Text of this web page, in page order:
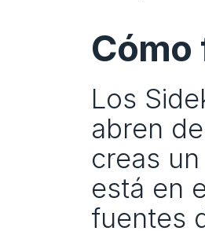
Los
abren
creas
está en
fuentes